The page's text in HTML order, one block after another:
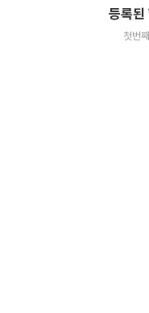
등록된
첫번